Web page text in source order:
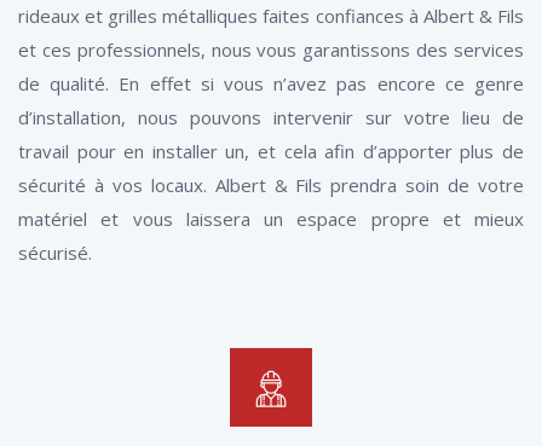
rideaux et grilles métalliques faites confiances à Albert & Fils
et ces professionnels, nous vous garantissons des services
de qualité. En effet si vous n’avez pas encore ce genre
d’installation, nous pouvons intervenir sur votre lieu de
travail pour en installer un, et cela afin d’apporter plus de
sécurité à vos locaux. Albert & Fils prendra soin de votre
matériel et vous laissera un espace propre et mieux
sécurisé.